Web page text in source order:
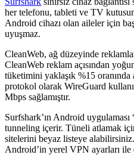
her telefonu, tableti ve TV
Android cihazı olan aileler için
uyuşmaz.
CleanWeb, ağ düzeyinde
CleanWeb reklam açısından
tüketimini yaklaşık %15 oranında
protokol olarak WireGuard
Mbps sağlamıştır.
Surfshark’ın Android uygulaması
tunneling içerir. Tüneli atlamak
sitelerini beyaz listeye
Android’in yerel VPN ayarları ile